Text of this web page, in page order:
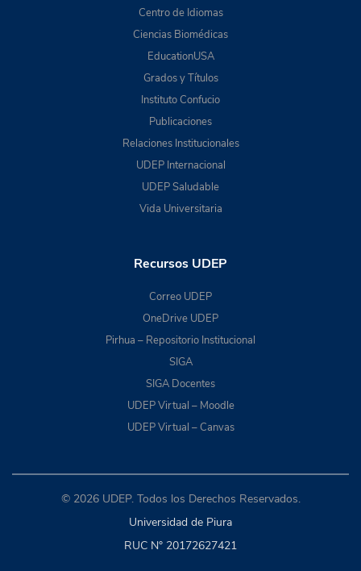
Centro de Idiomas
Ciencias Biomédicas
EducationUSA
Grados y Títulos
Instituto Confucio
Publicaciones
Relaciones Institucionales
UDEP Internacional
UDEP Saludable
Vida Universitaria
Recursos UDEP
Correo UDEP
OneDrive UDEP
Pirhua – Repositorio Institucional
SIGA
SIGA Docentes
UDEP Virtual – Moodle
UDEP Virtual – Canvas
© 2026 UDEP. Todos los Derechos Reservados.
Universidad de Piura
RUC N° 20172627421